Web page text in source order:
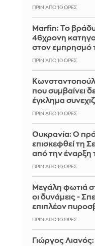
ΠΡΙΝ ΑΠΌ 10 ΏΡΕΣ
Marfin: Το
46χρονη
στον εμπρησμό
ΠΡΙΝ ΑΠΌ 10 ΏΡΕΣ
που συμβαίνει
έγκλημα
ΠΡΙΝ ΑΠΌ 10 ΏΡΕΣ
Ουκρανία: Ο
επισκεφθεί τη
από την έναρξη
ΠΡΙΝ ΑΠΌ 10 ΏΡΕΣ
Μεγάλη φωτιά
οι δυνάμεις -
επιπλέον
ΠΡΙΝ ΑΠΌ 10 ΏΡΕΣ
Γιώργος